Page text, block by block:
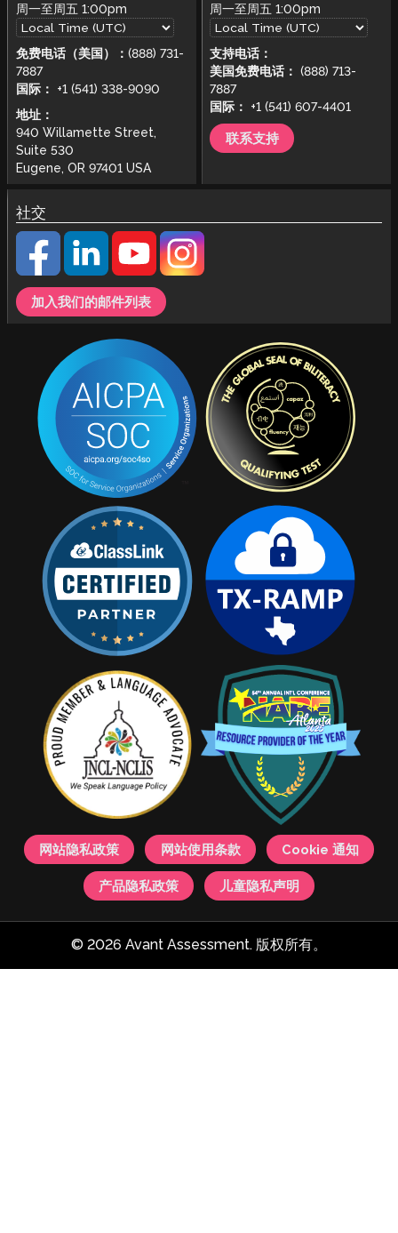
周一至周五 1:00pm
免费电话（美国）： (888) 731-
7887
国际：
+1 (541) 338-9090
地址：
940 Willamette Street,
Suite 530
Eugene, OR 97401 USA
周一至周五1:00pm
支持电话：
美国免费电话： (888) 713-
7887
国际：
+1 (541) 607-4401
联系支持
社交
加入我们的邮件列表
网站隐私政策 网站使用条款 Cookie 通知
产品隐私政策 儿童隐私声明
© 2026 Avant Assessment. 版权所有。